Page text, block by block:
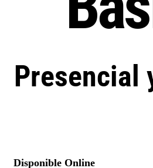
Presencial
Disponible Online